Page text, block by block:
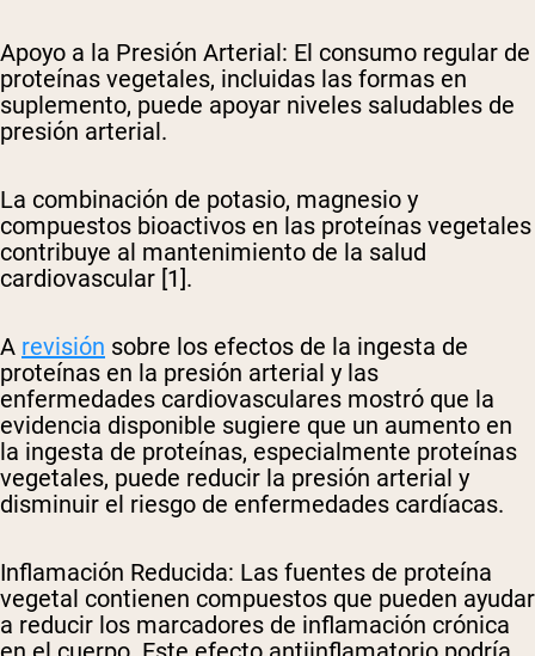
Apoyo a la Presión Arterial: El consumo regular de
proteínas vegetales, incluidas las formas en
suplemento, puede apoyar niveles saludables de
presión arterial.
La combinación de potasio, magnesio y
compuestos bioactivos en las proteínas vegetales
contribuye al mantenimiento de la salud
cardiovascular [1].
A revisión sobre los efectos de la ingesta de
proteínas en la presión arterial y las
enfermedades cardiovasculares mostró que la
evidencia disponible sugiere que un aumento en
la ingesta de proteínas, especialmente proteínas
vegetales, puede reducir la presión arterial y
disminuir el riesgo de enfermedades cardíacas.
Inflamación Reducida: Las fuentes de proteína
vegetal contienen compuestos que pueden ayudar
a reducir los marcadores de inflamación crónica